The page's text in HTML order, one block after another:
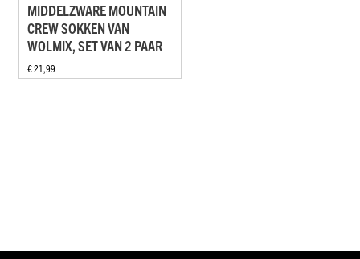
MIDDELZWARE MOUNTAIN
CREW SOKKEN VAN
WOLMIX, SET VAN 2 PAAR
€ 21,99